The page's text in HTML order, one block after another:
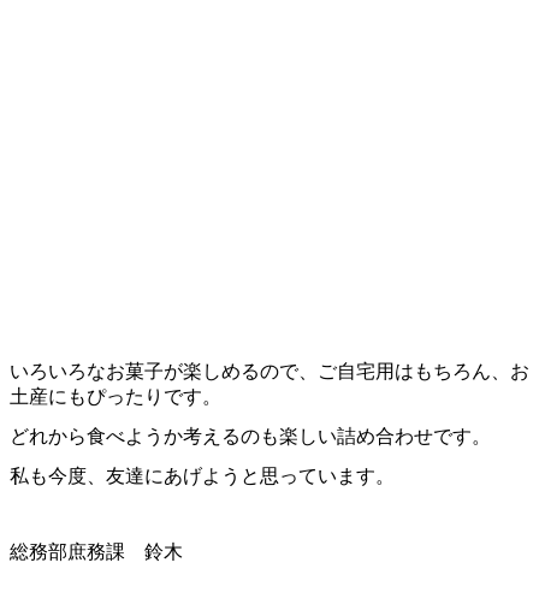
いろいろなお菓子が楽しめるので、ご自宅用はもちろん、お
土産にもぴったりです。
どれから食べようか考えるのも楽しい詰め合わせです。
私も今度、友達にあげようと思っています。
総務部庶務課 鈴木